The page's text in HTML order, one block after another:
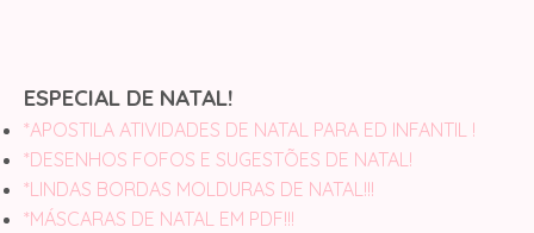
ESPECIAL DE NATAL!
*APOSTILA ATIVIDADES DE NATAL PARA ED INFANTIL !
*DESENHOS FOFOS E SUGESTÕES DE NATAL!
*LINDAS BORDAS MOLDURAS DE NATAL!!!
*MÁSCARAS DE NATAL EM PDF!!!